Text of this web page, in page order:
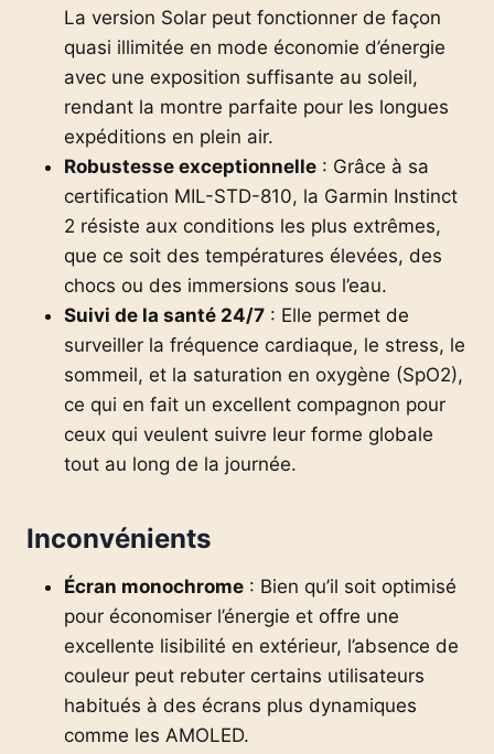
La version Solar peut fonctionner de façon
quasi illimitée en mode économie d’énergie
avec une exposition suffisante au soleil,
rendant la montre parfaite pour les longues
expéditions en plein air.
Robustesse exceptionnelle : Grâce à sa
certification MIL-STD-810, la Garmin Instinct
2 résiste aux conditions les plus extrêmes,
que ce soit des températures élevées, des
chocs ou des immersions sous l’eau.
Suivi de la santé 24/7 : Elle permet de
surveiller la fréquence cardiaque, le stress, le
sommeil, et la saturation en oxygène (SpO2),
ce qui en fait un excellent compagnon pour
ceux qui veulent suivre leur forme globale
tout au long de la journée.
Inconvénients
Écran monochrome : Bien qu’il soit optimisé
pour économiser l’énergie et offre une
excellente lisibilité en extérieur, l’absence de
couleur peut rebuter certains utilisateurs
habitués à des écrans plus dynamiques
comme les AMOLED.